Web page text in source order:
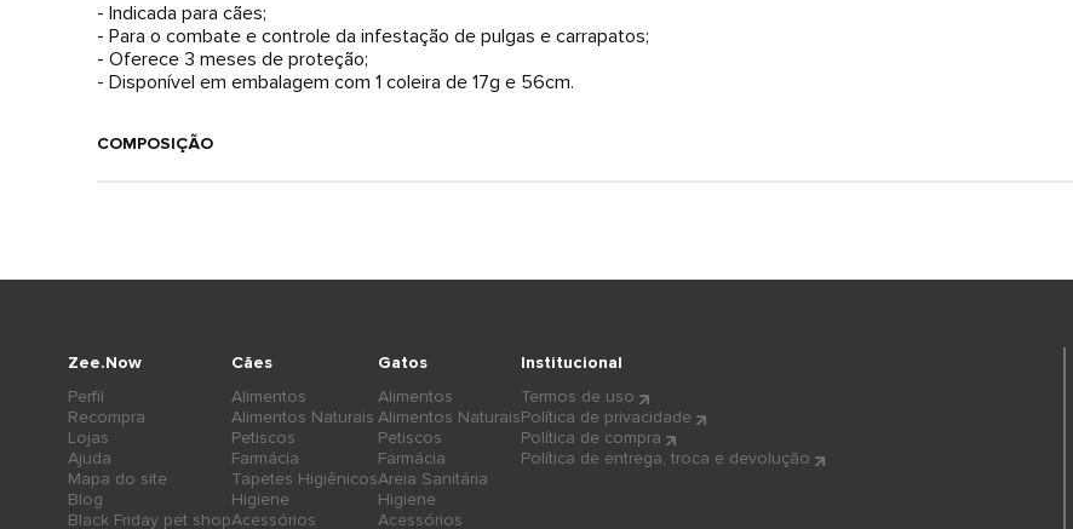
- Indicada para cães;
- Para o combate e controle da infestação de pulgas e carrapatos;
- Oferece 3 meses de proteção;
- Disponível em embalagem com 1 coleira de 17g e 56cm.
COMPOSIÇÃO
Cães
Alimentos
Alimentos Naturais
Petiscos
Farmácia
Tapetes Higiênicos
Higiene
Acessórios
Gatos
Alimentos
Alimentos Naturais
Petiscos
Farmácia
Areia Sanitária
Higiene
Acessórios
Zee.Now
Perfil
Recompra
Lojas
Ajuda
Mapa do site
Blog
Black Friday pet shop
Institucional
Termos de uso
Política de privacidade
Política de compra
Política de entrega, troca e devolução